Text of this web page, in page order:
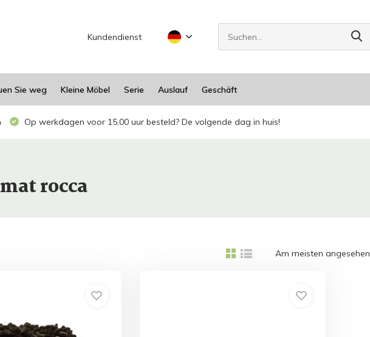
Kundendienst
Sie weg Kleine Möbel Serie Auslauf Geschäft
Op werkdagen voor 15.00 uur besteld? De volgende dag in huis!
rocca
Am meisten angesehen